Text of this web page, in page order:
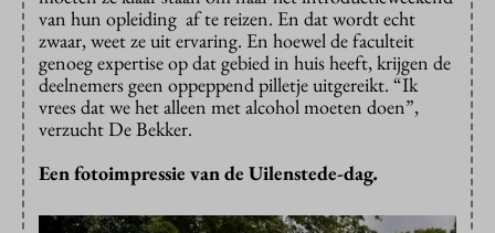
van hun opleiding af te reizen. En dat wordt echt
zwaar, weet ze uit ervaring. En hoewel de faculteit
genoeg expertise op dat gebied in huis heeft, krijgen de
deelnemers geen oppeppend pilletje uitgereikt. “Ik
vrees dat we het alleen met alcohol moeten doen”,
verzucht De Bekker.
Een fotoimpressie van de Uilenstede-dag.